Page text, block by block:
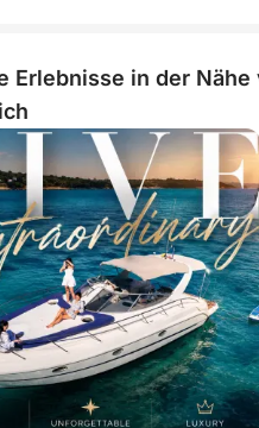
Erlebnisse in der Nähe